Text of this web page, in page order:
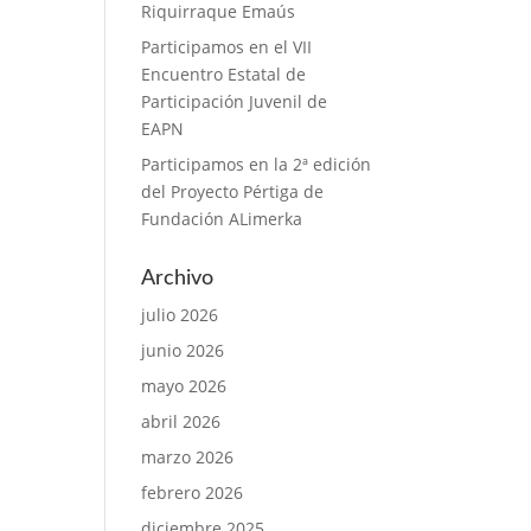
Riquirraque Emaús
Participamos en el VII
Encuentro Estatal de
Participación Juvenil de
EAPN
Participamos en la 2ª edición
del Proyecto Pértiga de
Fundación ALimerka
Archivo
julio 2026
junio 2026
mayo 2026
abril 2026
marzo 2026
febrero 2026